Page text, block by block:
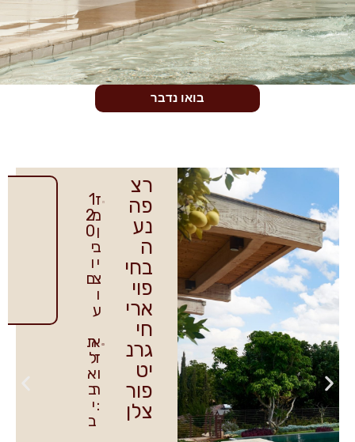
רצ
פה
נע
ה
בחי
פוי
ארי
חי
גרנ
יט
פור
צלן
ז
מ
ן
ב
י
צ
ו
ע
1
2
0
י
ו
ם
א
ז
ו
ר
:
ת
ל
א
ב
ב
ר
ט
י
ס
פ